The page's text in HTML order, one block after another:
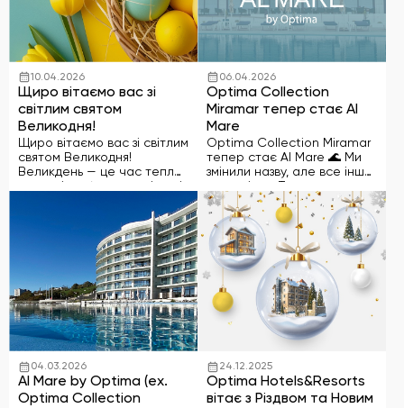
працювати у звичному …
10.04.2026
Щиро вітаємо вас зі
світлим святом
Великодня!
Щиро вітаємо вас зі світлим
святом Великодня!
Великдень — це час тепла,
об’єднує рідних та близьких.
У це світле свято бажаємо
миру, душевної гармонії,
благополуччя, любові та
06.04.2026
Optima Collection
Miramar тепер стає Al
Mare
Optima Collection Miramar
тепер стає Al Mare 🌊 Ми
змінили назву, але все інше
атмосфера відпочинку біля
моря, високий рівень
сервісу та турбота в кожній
деталі. До зустрічі в Al Mare.
04.03.2026
Al Mare by Optima (ex.
Optima Collection
24.12.2025
Optima Hotels&Resorts
вітає з Різдвом та Новим